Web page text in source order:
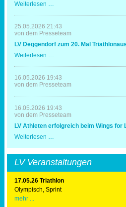
Weiterlesen …
Triathleten
in
Erding
Spaß
Erfolg
25.05.2026 21:43
von dem Presseteam
LV Deggendorf zum 20. Mal
Weiterlesen …
zum
20.
Mal
16.05.2026 19:43
von dem Presseteam
16.05.2026 19:43
von dem Presseteam
LV Athleten erfolgreich beim Wings for
Weiterlesen …
beim
Wings
for
Life
Run
LV Veranstaltungen
17.05.26 Triathlon
Olympisch, Sprint
mehr ...